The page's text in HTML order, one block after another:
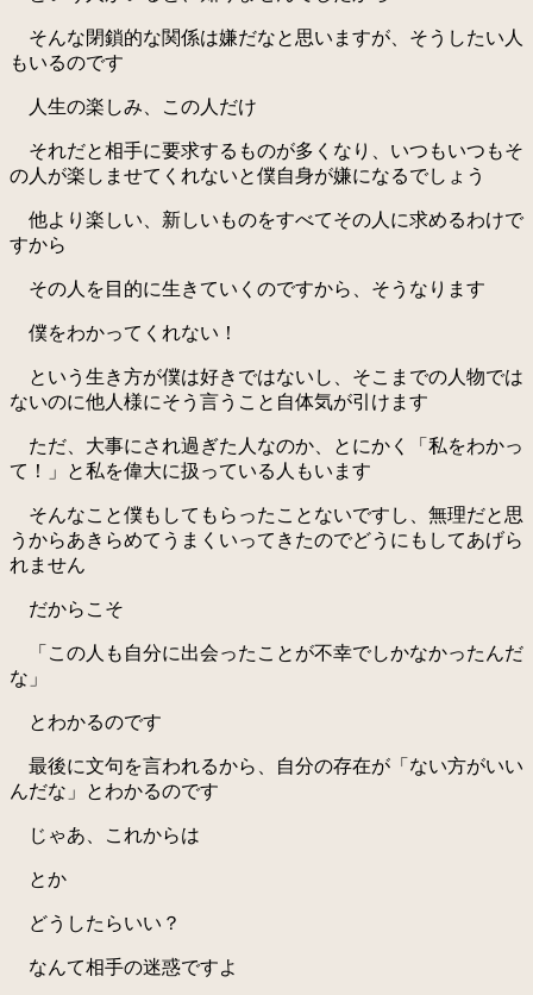
そんな閉鎖的な関係は嫌だなと思いますが、そうしたい人
もいるのです
人生の楽しみ、この人だけ
それだと相手に要求するものが多くなり、いつもいつもそ
の人が楽しませてくれないと僕自身が嫌になるでしょう
他より楽しい、新しいものをすべてその人に求めるわけで
すから
その人を目的に生きていくのですから、そうなります
僕をわかってくれない！
という生き方が僕は好きではないし、そこまでの人物では
ないのに他人様にそう言うこと自体気が引けます
ただ、大事にされ過ぎた人なのか、とにかく「私をわかっ
て！」と私を偉大に扱っている人もいます
そんなこと僕もしてもらったことないですし、無理だと思
うからあきらめてうまくいってきたのでどうにもしてあげら
れません
だからこそ
「この人も自分に出会ったことが不幸でしかなかったんだ
な」
とわかるのです
最後に文句を言われるから、自分の存在が「ない方がいい
んだな」とわかるのです
じゃあ、これからは
とか
どうしたらいい？
なんて相手の迷惑ですよ